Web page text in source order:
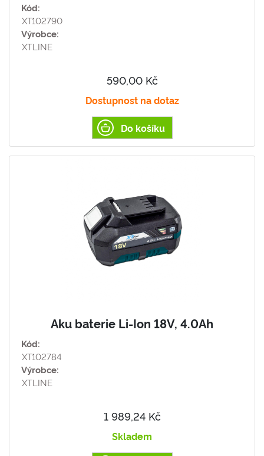
Kód:
XT102790
Výrobce:
XTLINE
590,00 Kč
Dostupnost na dotaz
Do košíku
Aku baterie Li-Ion 18V, 4.0Ah
Kód:
XT102784
Výrobce:
XTLINE
1 989,24 Kč
Skladem